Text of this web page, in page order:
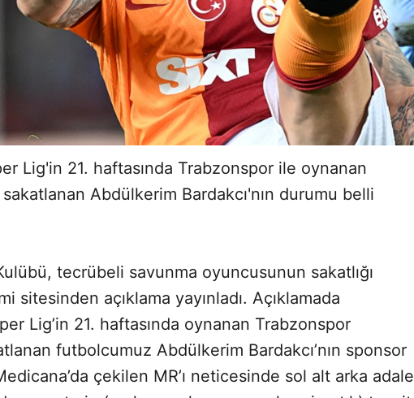
Lig'in 21. haftasında Trabzonspor ile oynanan
sakatlanan Abdülkerim Bardakcı'nın durumu belli
tecrübeli savunma oyuncusunun sakatlığı
sitesinden açıklama yayınladı. Açıklamada
Lig’in 21. haftasında oynanan Trabzonspor
futbolcumuz Abdülkerim Bardakcı’nın sponsor
çekilen MR’ı neticesinde sol alt arka adale